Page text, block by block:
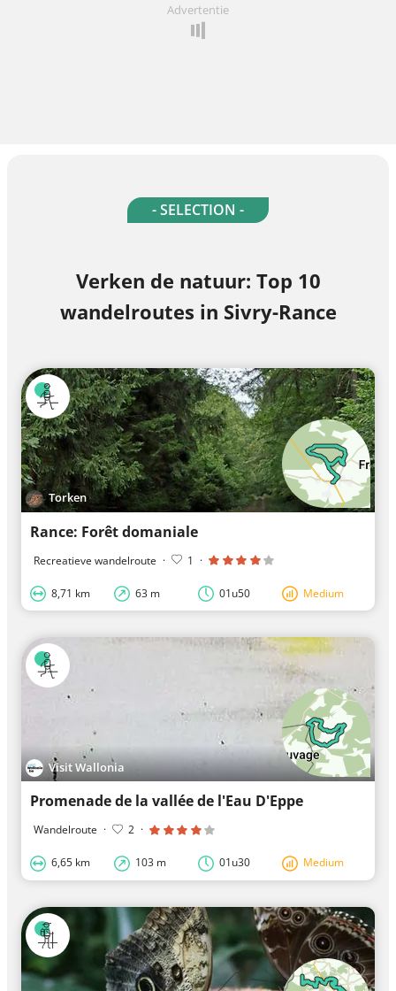
Advertentie
- SELECTION -
Verken de natuur: Top 10
wandelroutes in Sivry-Rance
Torken
Rance: Forêt domaniale
Recreatieve wandelroute · 1 ·
8,71 km 63 m 01u50 Medium
Visit Wallonia
Promenade de la vallée de l'Eau D'Eppe
Wandelroute · 2 ·
6,65 km 103 m 01u30 Medium